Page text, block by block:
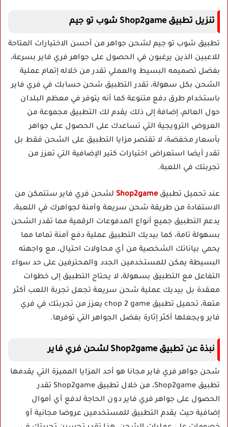
تنزيل تطبيق Shop2game شوب تو جيم
تطبيق شوب تو جيم لشحن جواهر من أحسن الاختيارات المتاحة
للاعبين الذين يرغبون في الحصول على جواهر فري فاير بسرعة،
بفضل تصميمه البسيط والعملي تقدر من خلاله إتمام عملية
الشحن بكل سهولة، تقدر التطبيق شحن حسابك في فري فاير
باستخدام طرق دفع متنوعة كما أنه يتوفر في معظم البلدان
حول العالم، إضافة إلى ذلك يقدم لك التطبيق مجموعة من
العروض الترويجية التي تساعدك على الحصول على جواهر
بأسعار مخفضة، لا تقتصر مزايا التطبيق على الشحن فقط بل
تقدر أيضا استعراض اختيارات كتير الإضافية التي تعزز من
تجربتك في اللعبة.
عند تحميل تطبيق Shop2game لشحن فري فاير ستتمكن من
الاستفادة من طريقة شحن سريعة وآمنة لجواهرك في اللعبة،
يدعم التطبيق جميع أنواع المدفوعات الرقمية مما تقدر الشحن
بسهولة تامة، كما بيديك التطبيق عملية دفع آمنة تماما مما
يحمي بياناتك الشخصية من أي محاولات احتيال، مع واجهته
البسيطة يمكن للمستخدمين الجدد والمحترفين على حد سواء
التفاعل مع التطبيق بسهولة، لا يحتاج التطبيق إلى خطوات
معقدة بل بيديك عملية شحن سريعة تجعل تجربة اللعب أكثر
متعة، تحميل تطبيق chop 2 game يعزز من تجربتك في فري
فاير ويجعلها أكثر إثارة بفضل الجواهر التي توفرها.
نبذة عن تطبيق Shop2game لشحن فري فاير
شحن جواهر فري فاير مجانا هو أحد المزايا المميزة التي يقدمها
تطبيق Shop2game، من خلال تطبيق Shop2game تقدر
الحصول على جواهر فري فاير دون الحاجة لدفع أي أموال
إضافية حيث يقدم التطبيق للمستخدمين عروضا مجانية أو